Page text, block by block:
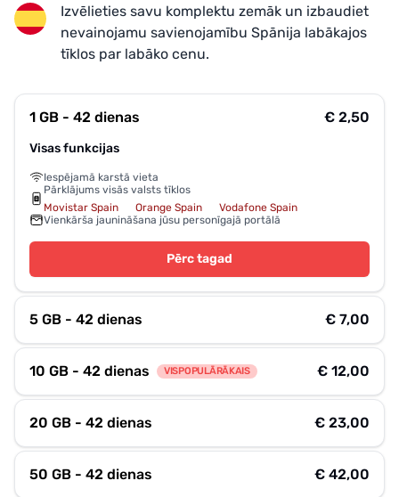
Izvēlieties savu komplektu zemāk un izbaudiet
nevainojamu savienojamību Spānija labākajos
tīklos par labāko cenu.
1 GB - 42 dienas € 2,50
Visas funkcijas
Iespējamā karstā vieta
Pārklājums visās valsts tīklos
Movistar Spain
Orange Spain
Vodafone Spain
Vienkārša jaunināšana jūsu personīgajā portālā
Pērc tagad
5 GB - 42 dienas € 7,00
10 GB - 42 dienas VISPOPULĀRĀKAIS € 12,00
20 GB - 42 dienas € 23,00
50 GB - 42 dienas € 42,00